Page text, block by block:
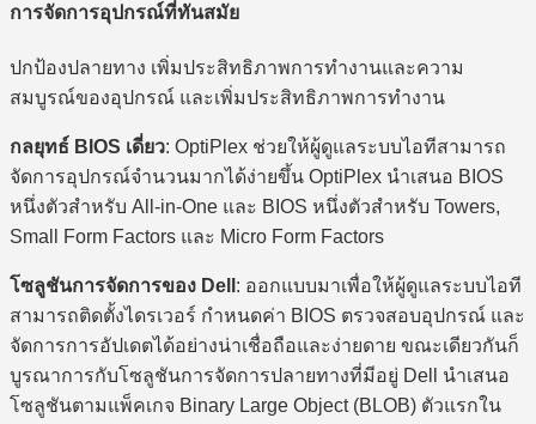
การจัดการอุปกรณ์ที่ทันสมัย
ปกป้องปลายทาง เพิ่มประสิทธิภาพการทำงานและความ
สมบูรณ์ของอุปกรณ์ และเพิ่มประสิทธิภาพการทำงาน
กลยุทธ์ BIOS เดี่ยว: OptiPlex ช่วยให้ผู้ดูแลระบบไอทีสามารถ
จัดการอุปกรณ์จำนวนมากได้ง่ายขึ้น OptiPlex นำเสนอ BIOS
หนึ่งตัวสำหรับ All-in-One และ BIOS หนึ่งตัวสำหรับ Towers,
Small Form Factors และ Micro Form Factors
โซลูชันการจัดการของ Dell : ออกแบบมาเพื่อให้ผู้ดูแลระบบไอที
สามารถติดตั้งไดรเวอร์ กำหนดค่า BIOS ตรวจสอบอุปกรณ์ และ
จัดการการอัปเดตได้อย่างน่าเชื่อถือและง่ายดาย ขณะเดียวกันก็
บูรณาการกับโซลูชันการจัดการปลายทางที่มีอยู่ Dell นำเสนอ
โซลูชันตามแพ็คเกจ Binary Large Object (BLOB) ตัวแรกใน